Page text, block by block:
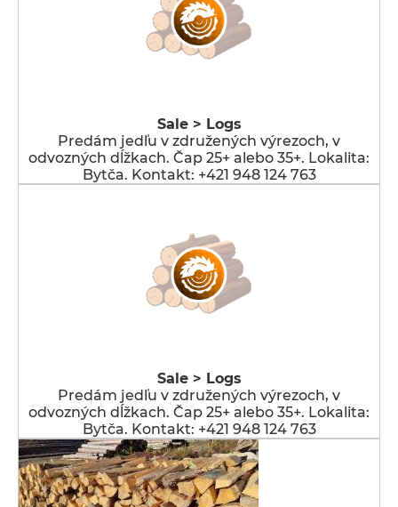
Sale > Logs
Predám jedľu v združených výrezoch, v
odvozných dĺžkach. Čap 25+ alebo 35+. Lokalita:
Bytča. Kontakt: +421 948 124 763
Sale > Logs
Predám jedľu v združených výrezoch, v
odvozných dĺžkach. Čap 25+ alebo 35+. Lokalita:
Bytča. Kontakt: +421 948 124 763